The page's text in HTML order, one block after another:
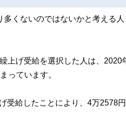
くないのではないかと考える人
上げ受給を選択した人は、2020
っています。
受給したことにより、4万2578